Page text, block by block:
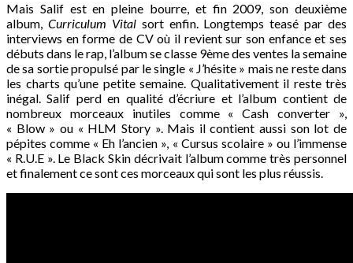
Mais Salif est en pleine bourre, et fin 2009, son deuxième
album, Curriculum Vitalsort enfin. Longtemps teasé par des
interviews en forme de CV où il revient sur son enfance et ses
débuts dans le rap, l’album se classe 9ème des ventes la semaine
de sa sortie propulsé par le single « J’hésite » mais ne reste dans
les charts qu’une petite semaine. Qualitativement il reste très
inégal. Salif perd en qualité d’écriure et l’album contient de
nombreux morceaux inutiles comme « Cash converter »,
« Blow » ou « HLM Story ». Mais il contient aussi son lot de
pépites comme « Eh l’ancien », « Cursus scolaire » ou l’immense
« R.U.E ». Le Black Skin décrivait l’album comme très personnel
et finalement ce sont ces morceaux qui sont les plus réussis.